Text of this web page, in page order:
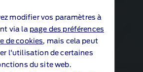
modifier vos paramètres à
via la page des préférences
de cookies, mais cela peut
l'utilisation de certaines
du site web.